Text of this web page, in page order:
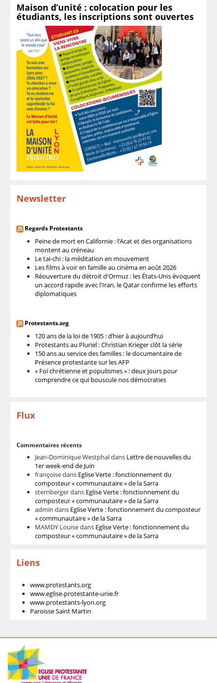
Maison d’unité : colocation pour les
étudiants, les inscriptions sont ouvertes
Newsletter
Regards Protestants
Peine de mort en Californie : l’Acat et des organisations
montent au créneau
Le tai-chi : la méditation en mouvement
Les films à voir en famille au cinéma en août 2026
Réouverture du détroit d'Ormuz : les États-Unis évoquent
un accord rapide avec l'Iran, le Qatar confirme les efforts
diplomatiques
Protestants.org
120 ans de la loi de 1905 : d’hier à aujourd’hui
Protestants au Pluriel : Christian Krieger clôt la série
150 ans au service des familles : le documentaire de
Présence protestante sur les AFP
« Foi chrétienne et populismes » : deux jours pour
comprendre ce qui bouscule nos démocraties
Flux
Commentaires récents
Jean-Dominique Westphaldans Lettre de nouvelles du
1er week-end de Juin
françoisedans Eglise Verte : fonctionnement du
composteur « communautaire » de la Sarra
sternbergerdans Eglise Verte : fonctionnement du
composteur « communautaire » de la Sarra
admin dans Eglise Verte : fonctionnement du composteur
« communautaire » de la Sarra
MAMDY Louisedans Eglise Verte : fonctionnement du
composteur « communautaire » de la Sarra
Liens
www.protestants.org
www.eglise-protestante-unie.fr
www.protestants-lyon.org
Paroisse Saint Martin